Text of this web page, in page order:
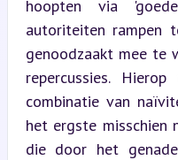
hoopten via
autoriteiten rampen
genoodzaakt mee te
repercussies.
combinatie van
het ergste misschien
die door het